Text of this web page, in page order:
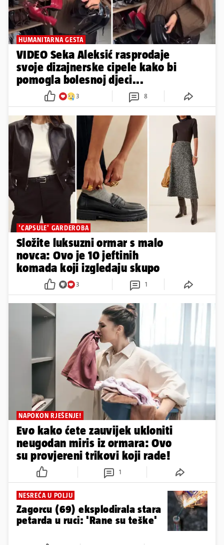
HUMANITARNA GESTA
VIDEO Seka Aleksić rasprodaje
svoje dizajnerske cipele kako bi
pomogla bolesnoj djeci...
3 8
'CAPSULE' GARDEROBA
Složite luksuzni ormar s malo
novca: Ovo je 10 jeftinih
komada koji izgledaju skupo
3 1
NAPOKON RJEŠENJE!
Evo kako ćete zauvijek ukloniti
neugodan miris iz ormara: Ovo
su provjereni trikovi koji rade!
1
NESREĆA U POLJU
Zagorcu (69) eksplodirala stara
petarda u ruci: 'Rane su teške'